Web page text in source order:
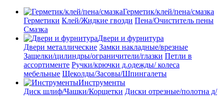
Герметик/клей/пена/смазка
Герметики Клей/Жидкие гвозди Пена/Очиститель пены
Смазка
Двери и фурнитура
Двери металлические Замки накладные/врезные
Защелки/цилиндры/ограничители/глазки Петли в
ассортименте Ручки/крючки д.одежды/ колеса
мебельные Щеколды/Засовы/Шпингалеты
Инструменты
Диск шлиф/Чашки/Корщетки Диски отрезные/полотна д/